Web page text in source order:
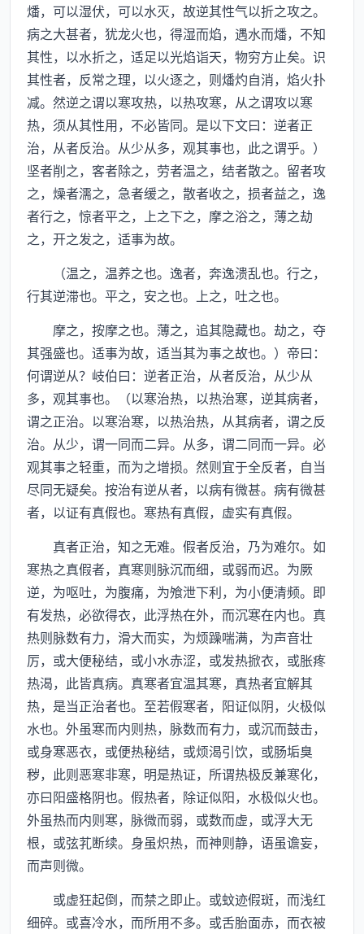
燔，可以湿伏，可以水灭，故逆其性气以折之攻之。
病之大甚者，犹龙火也，得湿而焰，遇水而燔，不知
其性，以水折之，适足以光焰诣天，物穷方止矣。识
其性者，反常之理，以火逐之，则燔灼自消，焰火扑
减。然逆之谓以寒攻热，以热攻寒，从之谓攻以寒
热，须从其性用，不必皆同。是以下文曰：逆者正
治，从者反治。从少从多，观其事也，此之谓乎。）
坚者削之，客者除之，劳者温之，结者散之。留者攻
之，燥者濡之，急者缓之，散者收之，损者益之，逸
者行之，惊者平之，上之下之，摩之浴之，薄之劫
之，开之发之，适事为故。
（温之，温养之也。逸者，奔逸溃乱也。行之，
行其逆滞也。平之，安之也。上之，吐之也。
摩之，按摩之也。薄之，追其隐藏也。劫之，夺
其强盛也。适事为故，适当其为事之故也。）帝曰：
何谓逆从？岐伯曰：逆者正治，从者反治，从少从
多，观其事也。（以寒治热，以热治寒，逆其病者，
谓之正治。以寒治寒，以热治热，从其病者，谓之反
治。从少，谓一同而二异。从多，谓二同而一异。必
观其事之轻重，而为之增损。然则宜于全反者，自当
尽同无疑矣。按治有逆从者，以病有微甚。病有微甚
者，以证有真假也。寒热有真假，虚实有真假。
真者正治，知之无难。假者反治，乃为难尔。如
寒热之真假者，真寒则脉沉而细，或弱而迟。为厥
逆，为呕吐，为腹痛，为飧泄下利，为小便清频。即
有发热，必欲得衣，此浮热在外，而沉寒在内也。真
热则脉数有力，滑大而实，为烦躁喘满，为声音壮
厉，或大便秘结，或小水赤涩，或发热掀衣，或胀疼
热渴，此皆真病。真寒者宜温其寒，真热者宜解其
热，是当正治者也。至若假寒者，阳证似阴，火极似
水也。外虽寒而内则热，脉数而有力，或沉而鼓击，
或身寒恶衣，或便热秘结，或烦渴引饮，或肠垢臭
秽，此则恶寒非寒，明是热证，所谓热极反兼寒化，
亦曰阳盛格阴也。假热者，除证似阳，水极似火也。
外虽热而内则寒，脉微而弱，或数而虚，或浮大无
根，或弦芤断续。身虽炽热，而神则静，语虽谵妄，
而声则微。
或虚狂起倒，而禁之即止。或蚊迹假斑，而浅红
细碎。或喜冷水，而所用不多。或舌胎面赤，而衣被